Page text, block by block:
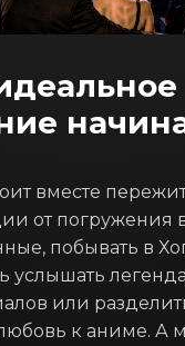
вместе
от погружения
побывать в
услышать
или
к аниме. А